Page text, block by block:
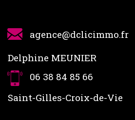
agence@dclicimmo.fr
Delphine MEUNIER
06 38 84 85 66
Saint-Gilles-Croix-de-Vie